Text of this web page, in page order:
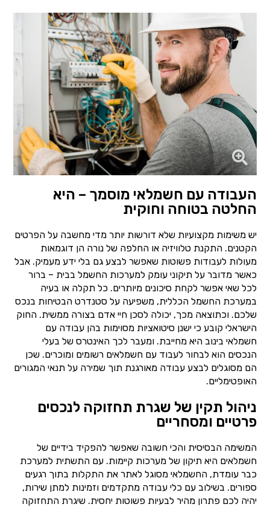
העבודה עם חשמלאי מוסמך – היא
החלטה בטוחה וחוקית
יש משימות מקצועיות שלא דורשות יותר מדי מחשבה על הפרטים
הקטנים. התקנת טלוויזיה או החלפה של נורה הן דוגמאות
מעולות לעבודות פשוטות שאפשר לבצע גם בלי ידע מעמיק. אבל
כאשר מדובר על תיקוני עומק למערכות החשמל בבית – ברור
לכל שאי אפשר לקחת סיכונים מיותרים. כל תקלה או בעיה
במערכת החשמל הכללית, משפיעה על סטנדרט הבטיחות בנכס
שלכם. וכתוצאה מכך, יכולה לסכן חיי אדם בצורה ממשית. החוק
הישראלי קובע כי ישנן סיטואציות מסוימות בהן עבודה עם
חשמלאי בינוב היא מחייבת. ומעבר לכך האינטרס של בעלי
הנכסים הוא לבחור לעבוד עם חשמלאים רשומים ומוכרים. שכן
הם מסוגלים לבצע עבודה מאורגנת תוך שמירה על תנאי המגורים
האופטימליים.
ניהול תקין של שגרת תחזוקה לנכסים
פרטיים ומסחריים
המשימה הבסיסית והכי חשובה שאפשר להפקיד בידיים של
חשמלאים היא תיקון של מערכות קיימות. עם התשתית למערכת
כבר עומדת, החשמלאי מסוגל לאתר את התקלות בתוך רגעים
ספורים. בשילוב עם כלי עבודה מתקדמים וזמינות למתן שירות,
יהיה לכם פתרון מהיר לבעיות פשוטות יחסית. שיגרת התחזוקה